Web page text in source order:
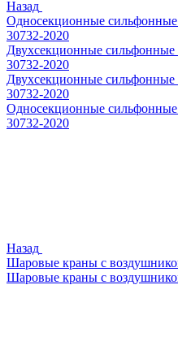
Назад
Односекционные
30732-2020
Двухсекционные
30732-2020
Двухсекционные
30732-2020
Односекционные
30732-2020
Назад
Шаровые краны с
Шаровые краны с